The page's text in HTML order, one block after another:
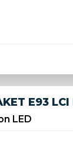
E93 LCI
LED